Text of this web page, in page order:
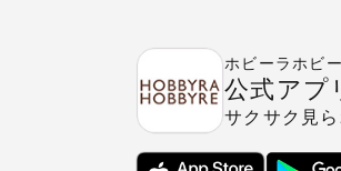
ホビーラホビ
公式アプ
サクサク見